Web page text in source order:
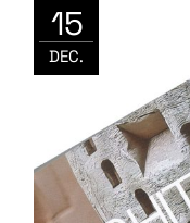
15
DEC.